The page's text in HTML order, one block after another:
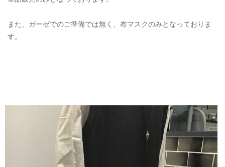
また、ガーゼでのご準備では無く、布マスクのみとなっておりま
す。